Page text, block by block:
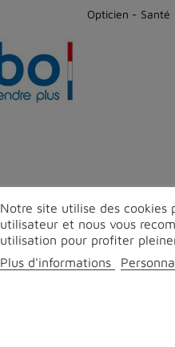
Opticien - Santé
Notre site utilise des cookies
utilisateur et nous vous
utilisation pour profiter
Plus d'informations
©